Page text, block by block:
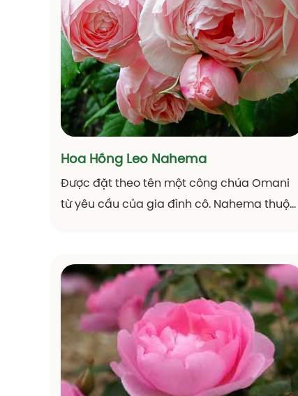
thơm dễ chịu và form hoa đẹp, Claude
Monet thật khiến các giống hồng khác phải
ghen tị và ngưỡng mộ.
Hoa Hồng Leo Nahema
Được đặt theo tên một công chúa Omani
từ yêu cầu của gia đình cô. Nahema thuộc
giống hoa hồng leo với khả năng sinh
trưởng tốt, rất thích hợp để trồng ban công,